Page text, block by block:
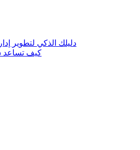
دليلك الذكي لتطوير
كيف تساعد